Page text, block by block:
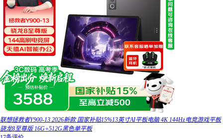
联想拯救者Y900-13 2026新款 国家补贴15%13英寸AI平板电脑 4K 144Hz电竞游戏平板
骁龙8至尊版 16G+512G黑色单平板